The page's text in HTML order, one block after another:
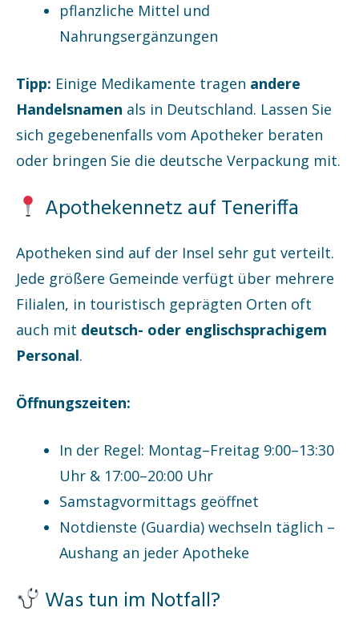
pflanzliche Mittel und
Nahrungsergänzungen
Tipp: Einige Medikamente tragen andere
Handelsnamen als in Deutschland. Lassen Sie
sich gegebenenfalls vom Apotheker beraten
oder bringen Sie die deutsche Verpackung mit.
Apothekennetz auf Teneriffa
Apotheken sind auf der Insel sehr gut verteilt.
Jede größere Gemeinde verfügt über mehrere
Filialen, in touristisch geprägten Orten oft
auch mit deutsch- oder englischsprachigem
Personal.
Öffnungszeiten:
In der Regel: Montag–Freitag 9:00–13:30
Uhr & 17:00–20:00 Uhr
Samstagvormittags geöffnet
Notdienste (Guardia) wechseln täglich –
Aushang an jeder Apotheke
Was tun im Notfall?